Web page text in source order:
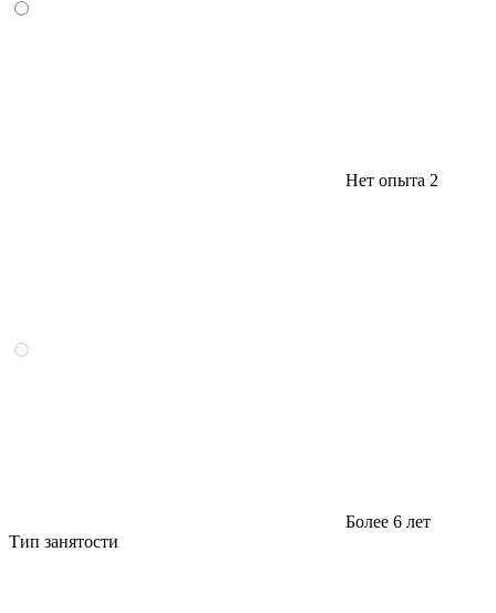
Нет опыта 2
Более 6 лет
Тип занятости